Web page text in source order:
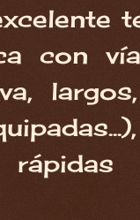
con